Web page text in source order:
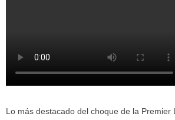
Lo más destacado del choque de la Premier